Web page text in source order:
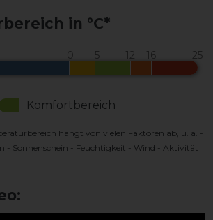
in °C*
Komfortbereich
hängt von vielen Faktoren ab, u. a. -
- Sonnenschein - Feuchtigkeit - Wind - Aktivität